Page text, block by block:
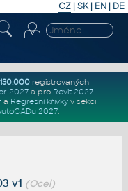
CZ | SK| EN | DE
registrovaných
2027a pro Revit 2027.
a Regresní křivkyv sekci
2027.
v1 (Ocel)